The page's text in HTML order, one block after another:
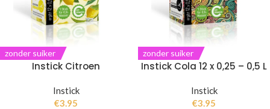
zonder suiker
Instick Citroen
Instick
€3.95
zonder suiker
Instick Cola 12 x 0,25 – 0,5 L
Instick
€3.95